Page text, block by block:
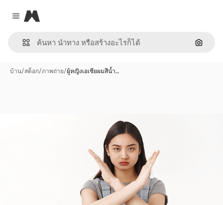
Close menu
Magnific
ค้นหา
บ้าน/สต็อก/ภาพถ่าย/ผู้หญิงเอเชียผมสีน้ำ…